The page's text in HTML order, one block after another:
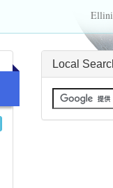
Local